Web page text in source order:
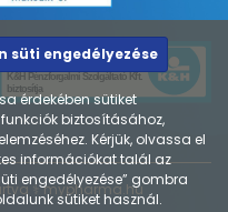
⚕︎ mypharma.hu
süti engedélyezése
érdekében sütiket
biztosításához,
Kérjük, olvassa el
információkat talál az
engedélyezése” gombra
sütiket használ.